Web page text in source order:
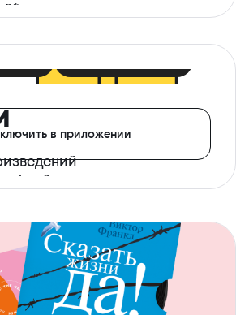
офлайн
в приложении